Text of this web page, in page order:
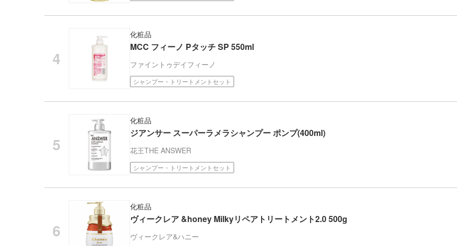
化粧品
MCC フィーノ Pタッチ SP 550ml
ファイントゥデイフィーノ
シャンプー・トリートメントセット
化粧品
ジアンサー スーパーラメラシャンプー ポンプ(400ml)
花王THE ANSWER
シャンプー・トリートメントセット
化粧品
ヴィークレア &honey Milkyリペアトリートメント2.0 500g
ヴィークレア&ハニー